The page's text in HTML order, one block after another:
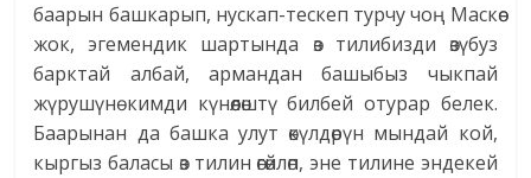
баарын башкарып, нускап-тескеп турчу чоң Маскөө
жок, эгемендик шартында өз тилибизди өзүбуз
барктай албай, армандан башыбыз чыкпай
жүрушүнө кимди күнөөлөштү билбей отурар белек.
Баарынан да башка улут өкүлдөрүн мындай кой,
кыргыз баласы өз тилин өгөйлөп, эне тилине эндекей